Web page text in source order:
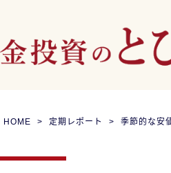
HOME 定期レポート 季節的な安